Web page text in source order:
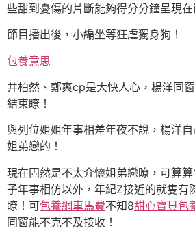
些甜到憂傷的片斷能夠得分分鐘呈現
節目播出後，小編坐等狂虐獨身狗！
包養意思
井柏然、鄭爽cp是大快人心，楊洋同
結束瞭！
與列位姐姐年事相差年夜不說，楊洋
姐弟戀的！
現在固然是不太介懷姐弟戀瞭，可算
子年事相仿以外，年紀Z接近的就隻有
瞭！可包養網車馬費不知8甜心寶貝包
同窗能不克不及接收！